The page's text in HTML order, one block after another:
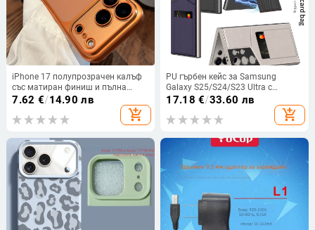
iPhone 17 полупрозрачен калъф
със матиран финиш и пълна
защита за камерата, протектор
7.62 €/14.90 лв
add_shopping_cart
PU гърбен кейс за Samsung
Galaxy S25/S24/S23 Ultra с
магнитна поставка за карта,
удароустойчив и защита от
изпускане, бизнес стил
17.18 €/33.60 лв
add_shopping_cart